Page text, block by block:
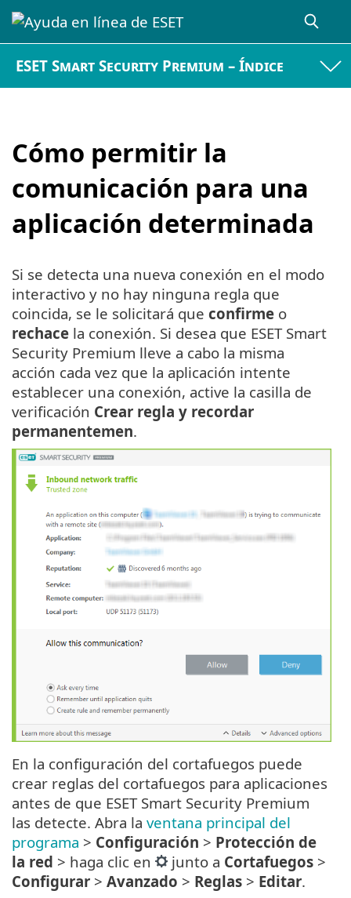
ESET Smart Security Premium – Índice
Cómo permitir la
comunicación para una
aplicación determinada
Si se detecta una nueva conexión en el modo
interactivo y no hay ninguna regla que
coincida, se le solicitará que confirme o
rechace la conexión. Si desea que ESET Smart
Security Premium lleve a cabo la misma
acción cada vez que la aplicación intente
establecer una conexión, active la casilla de
verificación Crear regla y recordar
permanentemen.
En la configuración del cortafuegos puede
crear reglas del cortafuegos para aplicaciones
antes de que ESET Smart Security Premium
las detecte. Abra la ventana principal del
programa > Configuración > Protección de
la red > haga clic en junto a Cortafuegos >
Configurar > Avanzado > Reglas > Editar.